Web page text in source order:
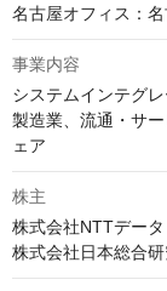
名古屋オフィス：
事業内容
システムインテグ
製造業、流通・サ
ェア
株主
株式会社NTTデータ
株式会社日本総合研